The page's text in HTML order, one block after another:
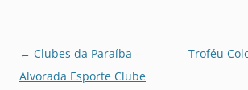
Navegação
de
← Clubes da Paraíba –
Alvorada Esporte Clube
Troféu